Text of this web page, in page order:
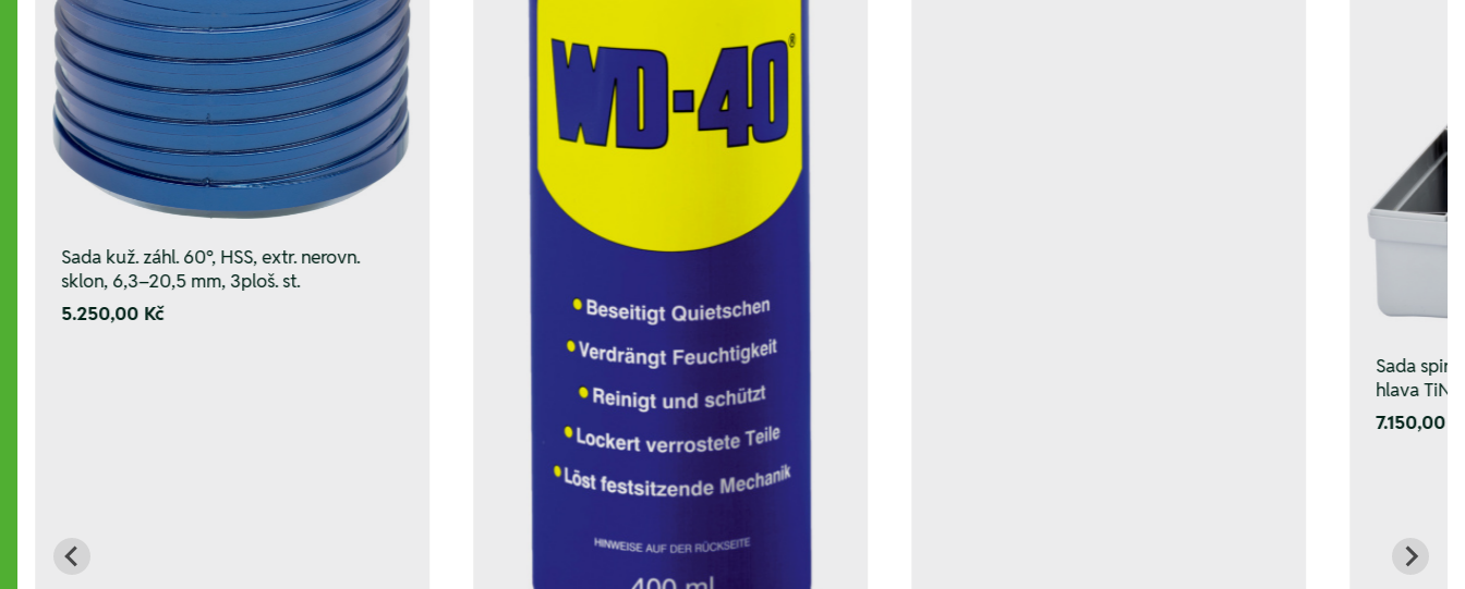
Sada kuž. záhl. 60°, HSS, extr. nerovn.
sklon, 6,3–20,5 mm, 3ploš. st.
5.250,00 Kč
Sada spir.
hlava TiN,
7.150,00